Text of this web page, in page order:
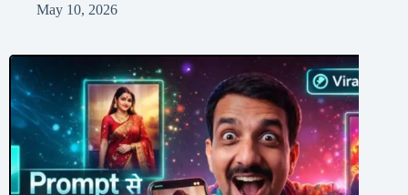
May 10, 2026